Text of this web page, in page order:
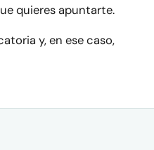
quieres apuntarte.
y, en ese caso,